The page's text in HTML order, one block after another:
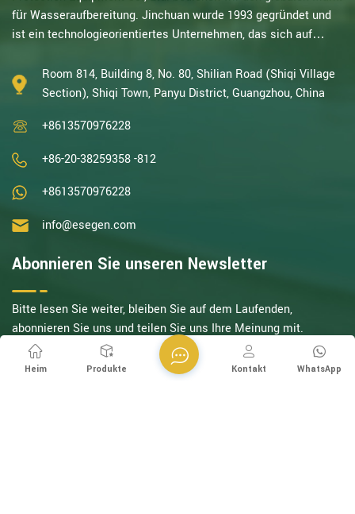
für Wasseraufbereitung. Jinchuan wurde 1993 gegründet und
ist ein technologieorientiertes Unternehmen, das sich auf
jahrzehntelanger Erfahrung in katalytischer Oxidation,
Elektrolyse, Desinfektion sowie Forschung und Entwicklung,
Wasseraufbereitungsanlagen gehören wir zu den erfahrenst...
Room 814, Building 8, No. 80, Shilian Road (Shiqi Village
Section), Shiqi Town, Panyu District, Guangzhou, China
+8613570976228
+86-20-38259358 -812
+8613570976228
info@esegen.com
Abonnieren Sie unseren Newsletter
Bitte lesen Sie weiter, bleiben Sie auf dem Laufenden,
abonnieren Sie uns und teilen Sie uns Ihre Meinung mit.
Melden Sie sich an
Heim Produkte WhatsApp
Kontakt